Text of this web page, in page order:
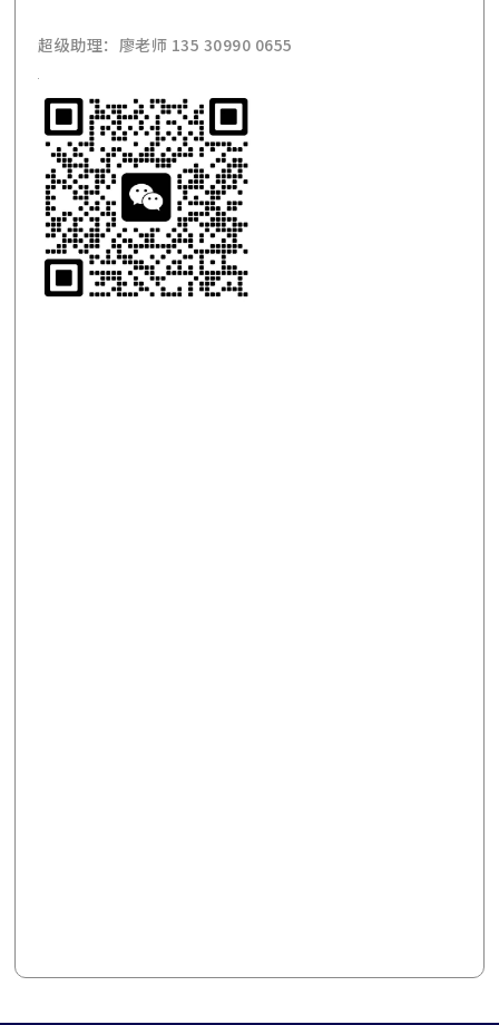
超级助理：廖老师 135 30990 0655